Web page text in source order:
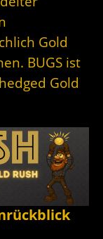
Gold
BUGS ist
Gold